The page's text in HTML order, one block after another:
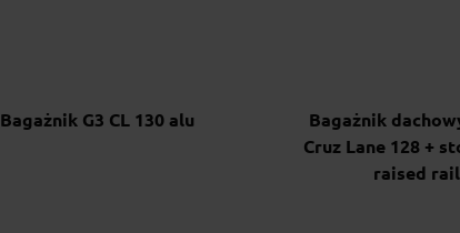
Bagażnik G3 CL 130 alu
Bagażnik
Cruz Lane 128 +
raised